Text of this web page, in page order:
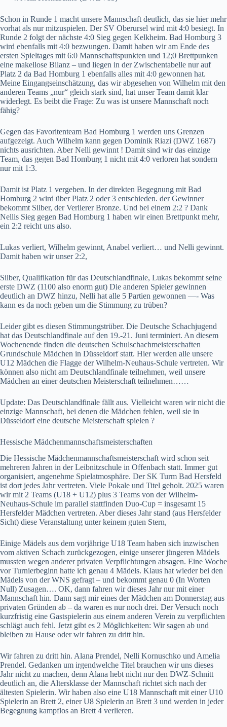
Schon in Runde 1 macht unsere Mannschaft deutlich, das sie hier mehr
vorhat als nur mitzuspielen. Der SV Oberursel wird mit 4:0 besiegt. In
Runde 2 folgt der nächste 4:0 Sieg gegen Kelkheim. Bad Homburg 3
wird ebenfalls mit 4:0 bezwungen. Damit haben wir am Ende des
ersten Spieltages mit 6:0 Mannschaftspunkten und 12;0 Brettpunken
eine makellose Bilanz – und liegen in der Zwischentabelle nur auf
Platz 2 da Bad Homburg 1 ebenfalls alles mit 4:0 gewonnen hat.
Meine Eingangseinschätzung, das wir abgesehen von Wilhelm mit den
anderen Teams „nur“ gleich stark sind, hat unser Team damit klar
widerlegt. Es beibt die Frage: Zu was ist unsere Mannschaft noch
fähig?
Gegen das Favoritenteam Bad Homburg 1 werden uns Grenzen
aufgezeigt. Auch Wilhelm kann gegen Dominik Riazi (DWZ 1687)
nichts ausrichten. Aber Nelli gewinnt ! Damit sind wir das einzige
Team, das gegen Bad Homburg 1 nicht mit 4:0 verloren hat sondern
nur mit 1:3.
Damit ist Platz 1 vergeben. In der direkten Begegnung mit Bad
Homburg 2 wird über Platz 2 oder 3 entschieden. der Gewinner
bekommt Silber, der Verlierer Bronze. Und bei einem 2:2 ? Dank
Nellis Sieg gegen Bad Homburg 1 haben wir einen Brettpunkt mehr,
ein 2:2 reicht uns also.
Lukas verliert, Wilhelm gewinnt, Anabel verliert… und Nelli gewinnt.
Damit haben wir unser 2:2,
Silber, Qualifikation für das Deutschlandfinale, Lukas bekommt seine
erste DWZ (1100 also enorm gut) Die anderen Spieler gewinnen
deutlich an DWZ hinzu, Nelli hat alle 5 Partien gewonnen —- Was
kann es da noch geben um die Stimmung zu trüben?
Leider gibt es diesen Stimmungstrüber. Die Deutsche Schachjugend
hat das Deutschlandfinale auf den 19.-21. Juni terminiert. An diesem
Wochenende finden die deutschen Schulschachmeisterschaften
Grundschule Mädchen in Düsseldorf statt. Hier werden alle unsere
U12 Mädchen die Flagge der Wilhelm-Neuhaus-Schule vertreten. Wir
können also nicht am Deutschlandfinale teilnehmen, weil unsere
Mädchen an einer deutschen Meisterschaft teilnehmen……
Update: Das Deutschlandfinale fällt aus. Vielleicht waren wir nicht die
einzige Mannschaft, bei denen die Mädchen fehlen, weil sie in
Düsseldorf eine deutsche Meisterschaft spielen ?
Hessische Mädchenmannschaftsmeisterschaften
Die Hessische Mädchenmannschaftsmeisterschaft wird schon seit
mehreren Jahren in der Leibnitzschule in Offenbach statt. Immer gut
organisiert, angenehme Spielatmosphäre. Der SK Turm Bad Hersfeld
ist dort jedes Jahr vertreten. Viele Pokale und Titel geholt. 2025 waren
wir mit 2 Teams (U18 + U12) plus 3 Teams von der Wilhelm-
Neuhaus-Schule im parallel stattfinden Duo-Cup = insgesamt 15
Hersfelder Mädchen vertreten. Aber dieses Jahr stand (aus Hersfelder
Sicht) diese Veranstaltung unter keinem guten Stern,
Einige Mädels aus dem vorjährige U18 Team haben sich inzwischen
vom aktiven Schach zurückgezogen, einige unserer jüngeren Mädels
mussten wegen anderer privaten Verpflichtungen absagen. Eine Woche
vor Turnierbeginn hatte ich genau 4 Mädels. Klaus hat wieder bei den
Mädels von der WNS gefragt – und bekommt genau 0 (In Worten
Null) Zusagen…. OK, dann fahren wir dieses Jahr nur mit einer
Mannschaft hin. Dann sagt mir eines der Mädchen am Donnerstag aus
privaten Gründen ab – da waren es nur noch drei. Der Versuch noch
kurzfristig eine Gastspielerin aus einem anderen Verein zu verpflichten
schlägt auch fehl. Jetzt gibt es 2 Möglichkeiten: Wir sagen ab und
bleiben zu Hause oder wir fahren zu dritt hin.
Wir fahren zu dritt hin. Alana Prendel, Nelli Kornuschko und Amelia
Prendel. Gedanken um irgendwelche Titel brauchen wir uns dieses
Jahr nicht zu machen, denn Alana hebt nicht nur den DWZ-Schnitt
deutlich an, die Altersklasse der Mannschaft richtet sich nach der
ältesten Spielerin. Wir haben also eine U18 Mannschaft mit einer U10
Spielerin an Brett 2, einer U8 Spielerin an Brett 3 und werden in jeder
Begegnung kampflos an Brett 4 verlieren.